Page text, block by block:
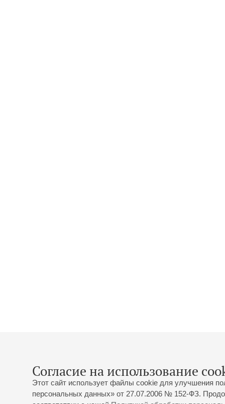
Согласие на использование
Этот сайт использует файлы cookie для улучшения
персональных данных» от 27.07.2006 № 152-ФЗ.